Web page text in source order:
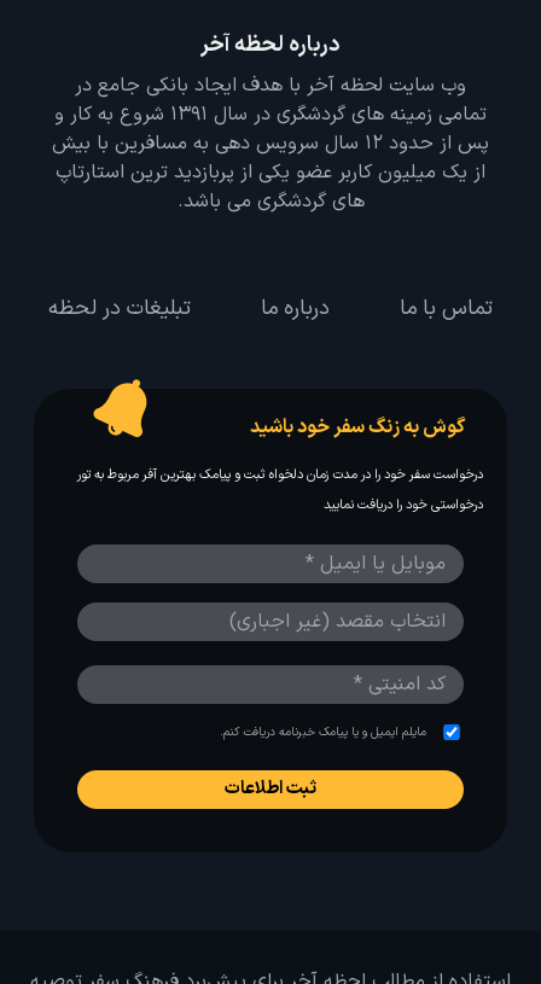
درباره لحظه آخر
وب سایت لحظه آخر با هدف ایجاد بانکی جامع در
تمامی زمینه های گردشگری در سال 1391 شروع به کار و
پس از حدود 12 سال سرویس دهی به مسافرین با بیش
از یک میلیون کاربر عضو یکی از پربازدید ترین استارتاپ
های گردشگری می باشد.
تماس با ما درباره ما تبلیغات در لحظه
گوش به زنگ سفر خود باشید
درخواست سفر خود را در مدت زمان دلخواه ثبت و پیامک بهترین آفر مربوط به تور
درخواستی خود را دریافت نمایید
مایلم ایمیل و یا پیامک خبرنامه دریافت کنم.